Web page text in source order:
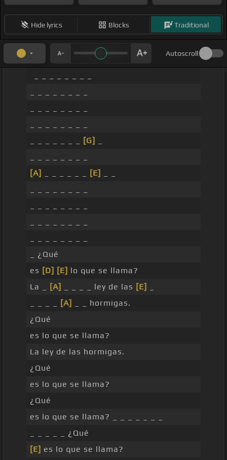
Hide lyrics Blocks Traditional
Autoscroll
[G]
[A]
[E]
_ ¿Qué
es [D] [E] lo que se llama?
La _
[A] _ _ _ _ ley de las [E]
[A]
_ _ hormigas.
¿Qué
es lo que se llama?
La ley de las hormigas.
¿Qué
es lo que se llama?
¿Qué
es lo que se llama? _ _ _ _ _ _ _
_ _ _ _ _ ¿Qué
[E] es lo que se llama?